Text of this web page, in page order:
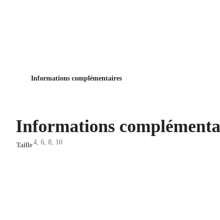
Informations complémentaires
Informations
Taille4, 6, 8, 10